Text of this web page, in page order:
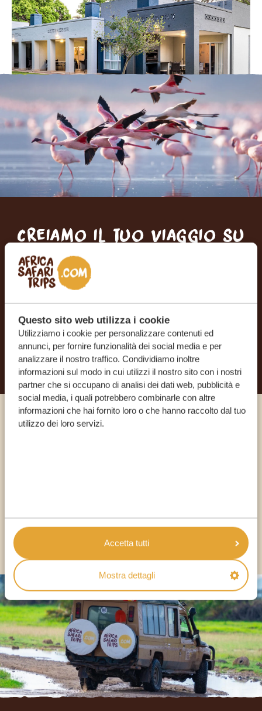
Questo sito web utilizza i cookie
Utilizziamo i cookie per personalizzare contenuti ed
annunci, per fornire funzionalità dei social media e per
analizzare il nostro traffico. Condividiamo inoltre
informazioni sul modo in cui utilizzi il nostro sito con i nostri
partner che si occupano di analisi dei dati web, pubblicità e
social media, i quali potrebbero combinarle con altre
informazioni che hai fornito loro o che hanno raccolto dal tuo
utilizzo dei loro servizi.
Accetta tutti
Mostra dettagli
Creiamo il tuo viaggio su
RICEVI UN PREVENTIVO GRATUITO E SENZA
INIZIA A PIANIFICARE IL VIAGGIO DEI TUOI
SOGNI
Chiama un esperto
ALTRI PAESI
Footer